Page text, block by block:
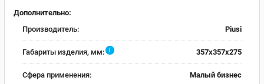
Дополнительно:
Производитель:
Piusi
Габариты изделия, мм: i 357x357x275
Сфера применения: Малый бизнес